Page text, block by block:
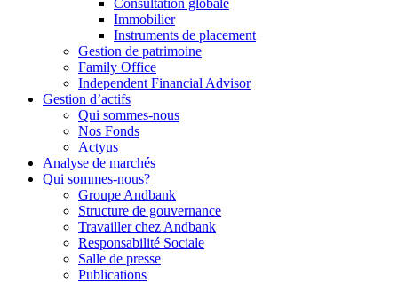
Consultation globale
Immobilier
Instruments de placement
Gestion de patrimoine
Family Office
Independent Financial Advisor
Gestion d’actifs
Qui sommes-nous
Nos Fonds
Actyus
Analyse de marchés
Qui sommes-nous?
Groupe Andbank
Structure de gouvernance
Travailler chez Andbank
Responsabilité Sociale
Salle de presse
Publications